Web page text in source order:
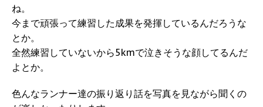
ね。
今まで頑張って練習した成果を発揮しているんだろうな
とか。
全然練習していないから5kmで泣きそうな顔してるんだ
よとか。
色んなランナー達の振り返り話を写真を見ながら聞くの